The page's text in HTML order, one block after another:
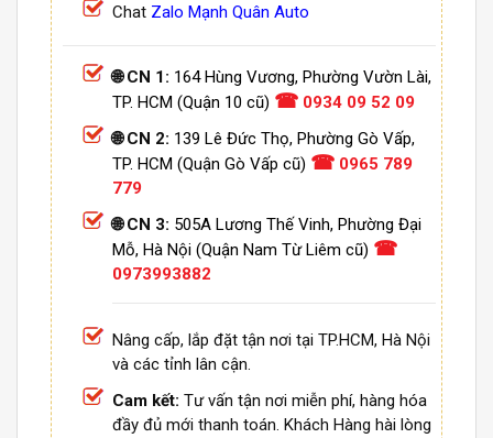
Chat Zalo Mạnh Quân Auto
🌐 CN 1: 164 Hùng Vương, Phường Vườn Lài,
TP. HCM (Quận 10 cũ) ☎ 0934 09 52 09
🌐 CN 2: 139 Lê Đức Thọ, Phường Gò Vấp,
TP. HCM (Quận Gò Vấp cũ) ☎ 0965 789
779
🌐 CN 3: 505A Lương Thế Vinh, Phường Đại
Mỗ, Hà Nội (Quận Nam Từ Liêm cũ) ☎
0973993882
Nâng cấp, lắp đặt tận nơi tại TP.HCM, Hà Nội
và các tỉnh lân cận.
Cam kết: Tư vấn tận nơi miễn phí, hàng hóa
đầy đủ mới thanh toán. Khách Hàng hài lòng